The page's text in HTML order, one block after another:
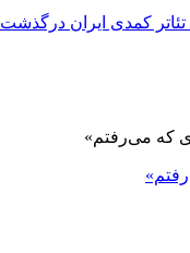
تئاتر کمدی ایران درگذشت